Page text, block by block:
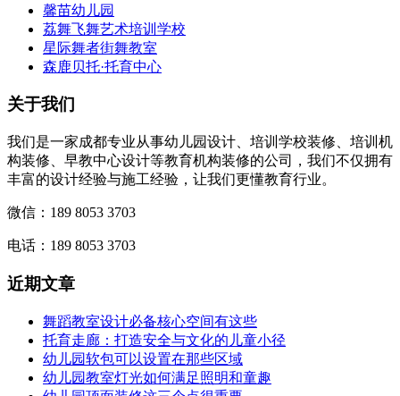
馨苗幼儿园
荔舞飞舞艺术培训学校
星际舞者街舞教室
森鹿贝托·托育中心
关于我们
我们是一家成都专业从事幼儿园设计、培训学校装修、培训机
构装修、早教中心设计等教育机构装修的公司，我们不仅拥有
丰富的设计经验与施工经验，让我们更懂教育行业。
微信：189 8053 3703
电话：189 8053 3703
近期文章
舞蹈教室设计必备核心空间有这些
托育走廊：打造安全与文化的儿童小径
幼儿园软包可以设置在那些区域
幼儿园教室灯光如何满足照明和童趣